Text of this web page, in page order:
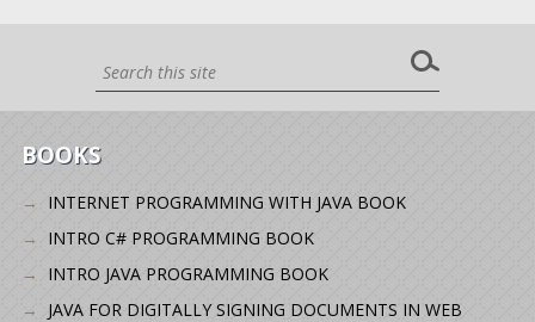
BOOKS
INTERNET PROGRAMMING WITH JAVA BOOK
INTRO C# PROGRAMMING BOOK
INTRO JAVA PROGRAMMING BOOK
JAVA FOR DIGITALLY SIGNING DOCUMENTS IN WEB